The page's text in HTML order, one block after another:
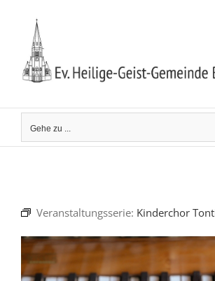
springen
Gehe zu ...
Veranstaltungsserie: Kinderchor